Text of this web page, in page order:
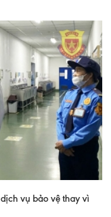
vụ bảo vệ thay vì